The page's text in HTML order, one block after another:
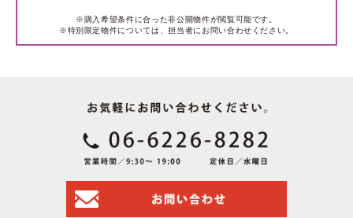
※購入希望条件に合った非公開物件が閲覧可能です。
※特別限定物件については、担当者にお問い合わせください。